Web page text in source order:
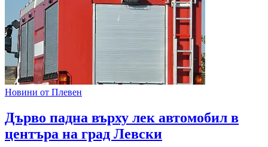
Новини от Плевен
Дърво падна върху лек автомобил в
центъра на град Левски